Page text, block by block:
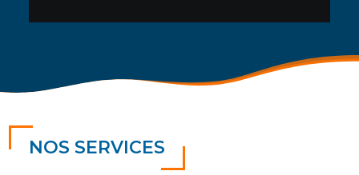
NOS SERVICES